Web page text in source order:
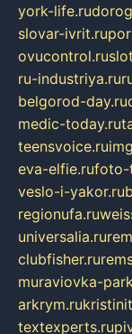
york-life.ru
slovar-ivrit.ru
ovucontrol.ru
ru-industriya.ru
belgorod-day.ru
medic-today.ru
teensvoice.ru
eva-elfie.rufoto-
veslo-i-yakor.ru
regionufa.ru
universalia.ru
clubfisher.ru
muraviovka-
arkrym.ru
textexperts.ru